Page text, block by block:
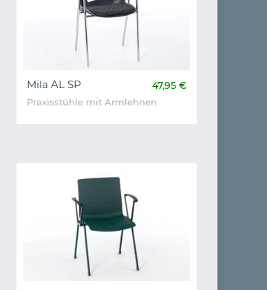
Mila AL SP 47,95 €
Praxisstühle mit Armlehnen